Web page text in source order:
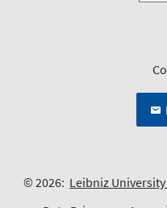
© 2026: Leibniz